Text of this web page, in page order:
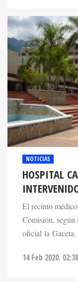
NOTICIAS
HOSPITAL
El recinto
Comisión,
oficial la Gaceta.
14 Feb 2020.